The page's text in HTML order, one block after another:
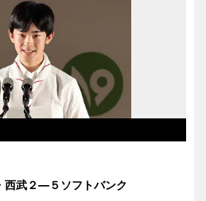
西武２―５ソフトバンク